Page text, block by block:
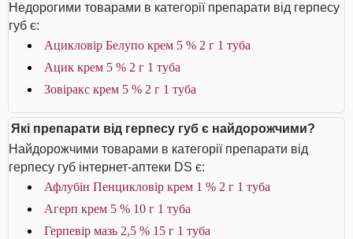
Недорогими товарами в категорії препарати від герпесу
губ є:
Ацикловір Белупо крем 5 % 2 г 1 туба
Ацик крем 5 % 2 г 1 туба
Зовіракс крем 5 % 2 г 1 туба
Які препарати від герпесу губ є найдорожчими?
Найдорожчими товарами в категорії препарати від
герпесу губ інтернет-аптеки DS є:
Афлубін Пенцикловір крем 1 % 2 г 1 туба
Агерп крем 5 % 10 г 1 туба
Герпевір мазь 2,5 % 15 г 1 туба